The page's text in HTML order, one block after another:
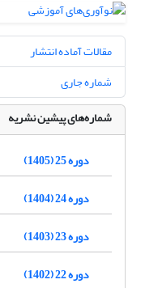
مقالات آماده انتشار
شماره جاری
شماره‌های پیشین نشریه
دوره 25 (1405)
دوره 24 (1404)
دوره 23 (1403)
دوره 22 (1402)